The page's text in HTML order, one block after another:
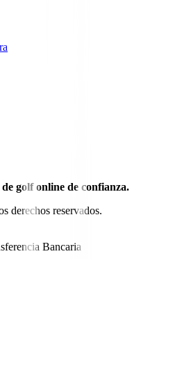
golf online de confianza.
derechos reservados.
Bancaria